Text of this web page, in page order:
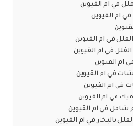
في ام القيوين
ام القيوين
في ام القيوين
في ام القيوين
ام القيوين
في ام القيوين
في ام القيوين
في ام القيوين
في ام القيوين
بالبخار في ام القيوين